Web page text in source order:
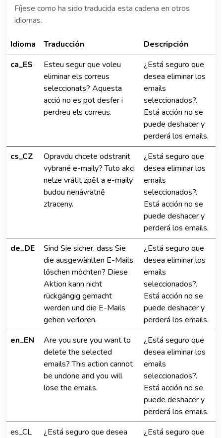
Fíjese como ha sido traducida esta cadena en otros
idiomas.
Idioma Traducción
Descripción
ca_ES
Esteu segur que voleu
eliminar els correus
seleccionats? Aquesta
acció no es pot desfer i
perdreu els correus.
¿Está seguro que
desea eliminar los
emails
seleccionados?.
Está acción no se
puede deshacer y
perderá los emails.
cs_CZ
Opravdu chcete odstranit
vybrané e-maily? Tuto akci
nelze vrátit zpět a e-maily
budou nenávratně
ztraceny.
¿Está seguro que
desea eliminar los
emails
seleccionados?.
Está acción no se
puede deshacer y
perderá los emails.
de_DE
Sind Sie sicher, dass Sie
die ausgewählten E-Mails
löschen möchten? Diese
Aktion kann nicht
rückgängig gemacht
werden und die E-Mails
gehen verloren.
¿Está seguro que
desea eliminar los
emails
seleccionados?.
Está acción no se
puede deshacer y
perderá los emails.
en_EN
Are you sure you want to
delete the selected
emails? This action cannot
be undone and you will
lose the emails.
¿Está seguro que
desea eliminar los
emails
seleccionados?.
Está acción no se
puede deshacer y
perderá los emails.
es_CL
¿Está seguro que desea
¿Está seguro que